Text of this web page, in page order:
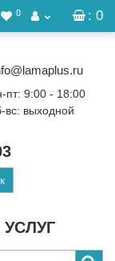
: 0
0
пт: 9:00 - 18:00
вс: выходной